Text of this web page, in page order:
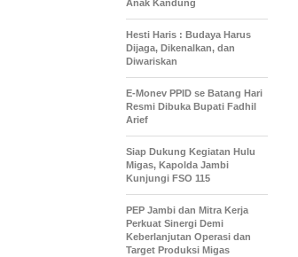
Anak Kandung
Hesti Haris : Budaya Harus
Dijaga, Dikenalkan, dan
Diwariskan
E-Monev PPID se Batang Hari
Resmi Dibuka Bupati Fadhil
Arief
Siap Dukung Kegiatan Hulu
Migas, Kapolda Jambi
Kunjungi FSO 115
PEP Jambi dan Mitra Kerja
Perkuat Sinergi Demi
Keberlanjutan Operasi dan
Target Produksi Migas